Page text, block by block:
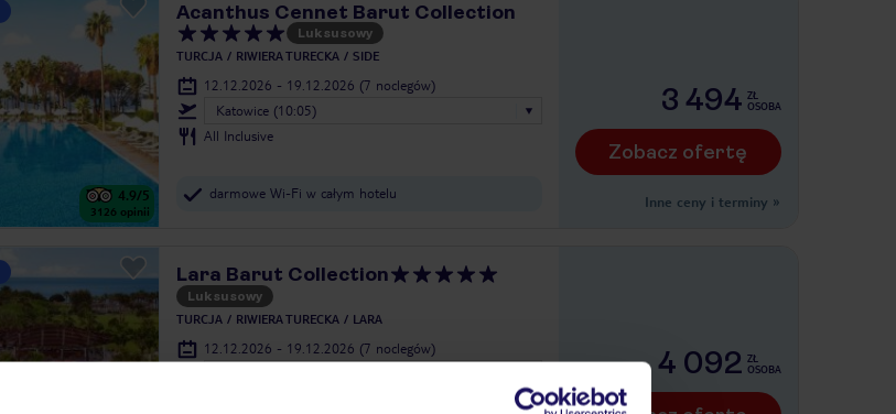
4.9/5
3126 opinii
Acanthus Cennet Barut Collection
Luksusowy
TURCJA RIWIERA TURECKA SIDE
12.12.2026 - 19.12.2026 (7 noclegów)
Katowice (10:05)
All Inclusive
darmowe Wi-Fi w całym hotelu
3 494 ZŁ
OSOBA
Zobacz ofertę
Inne ceny i terminy »
Lara Barut Collection
Luksusowy
TURCJA RIWIERA TURECKA LARA
12.12.2026 - 19.12.2026 (7 noclegów)
4 092 ZŁ
OSOBA